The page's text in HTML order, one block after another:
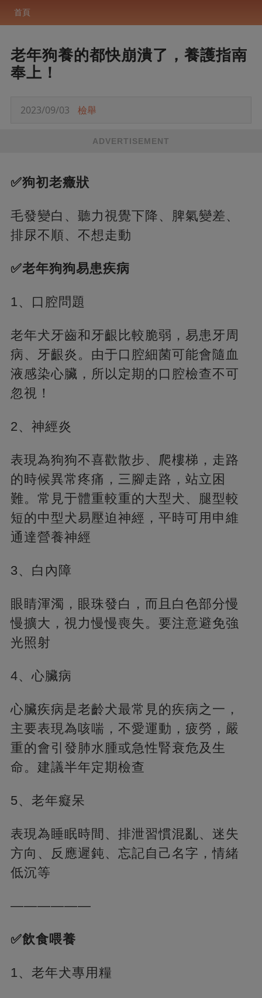
首頁
老年狗養的都快崩潰了，養護指南
奉上！
2023/09/03 檢舉
ADVERTISEMENT
✅狗初老癥狀
毛發變白、聽力視覺下降、脾氣變差、
排尿不順、不想走動
✅老年狗狗易患疾病
1、口腔問題
老年犬牙齒和牙齦比較脆弱，易患牙周
病、牙齦炎。由于口腔細菌可能會隨血
液感染心臟，所以定期的口腔檢查不可
忽視！
2、神經炎
表現為狗狗不喜歡散步、爬樓梯，走路
的時候異常疼痛，三腳走路，站立困
難。常見于體重較重的大型犬、腿型較
短的中型犬易壓迫神經，平時可用申維
通達營養神經
3、白內障
眼睛渾濁，眼珠發白，而且白色部分慢
慢擴大，視力慢慢喪失。要注意避免強
光照射
4、心臟病
心臟疾病是老齡犬最常見的疾病之一，
主要表現為咳喘，不愛運動，疲勞，嚴
重的會引發肺水腫或急性腎衰危及生
命。建議半年定期檢查
5、老年癡呆
表現為睡眠時間、排泄習慣混亂、迷失
方向、反應遲鈍、忘記自己名字，情緒
低沉等
——————
✅飲食喂養
1、老年犬專用糧